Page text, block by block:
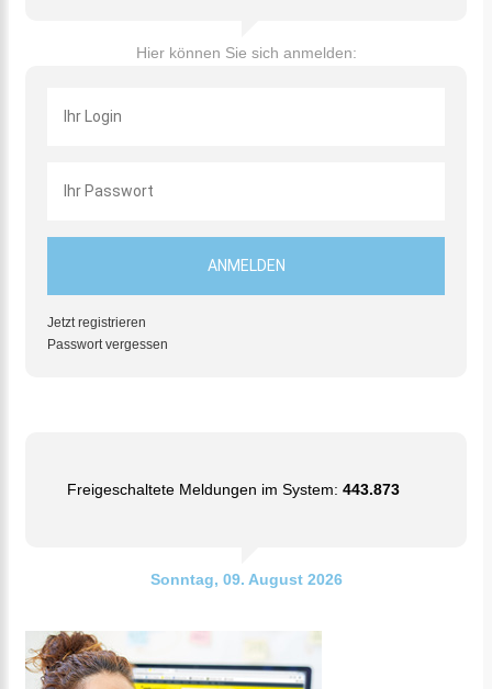
Hier können Sie sich anmelden:
Jetzt registrieren
Passwort vergessen
Freigeschaltete Meldungen im System: 443.873
Sonntag, 09. August 2026